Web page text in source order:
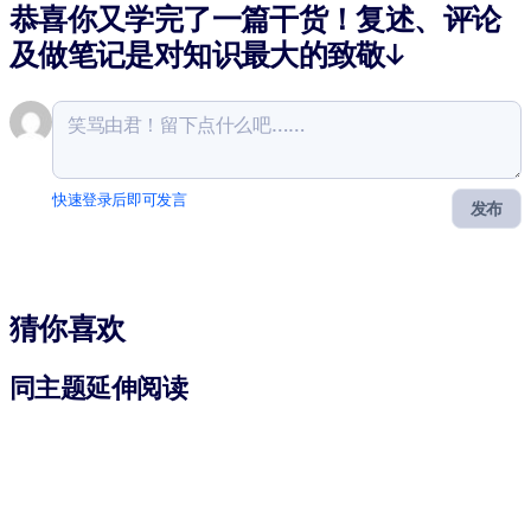
恭喜你又学完了一篇干货！复述、评论
及做笔记是对知识最大的致敬↓
发布
快速登录后即可发言
猜你喜欢
同主题延伸阅读